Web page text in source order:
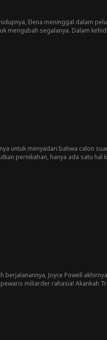
Elena meninggal dalam
mengubah segalanya. Dalam
untuk menyadari bahwa calon
pernikahan, hanya ada satu
Joyce Powell
miliarder rahasia! Akankah